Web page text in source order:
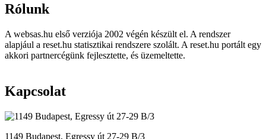
Rólunk
A websas.hu első verziója 2002 végén készült el. A rendszer
alapjául a reset.hu statisztikai rendszere szolált. A reset.hu portált egy
akkori partnercégünk fejlesztette, és üzemeltette.
Kapcsolat
1149 Budapest, Egressy út 27-29 B/3